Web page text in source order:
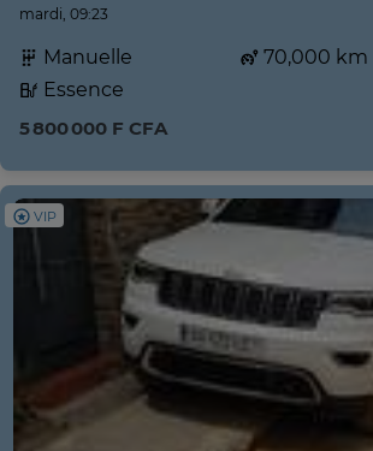
mardi, 09:23
Manuelle
70,000 km
Essence
5 800 000 F CFA
VIP